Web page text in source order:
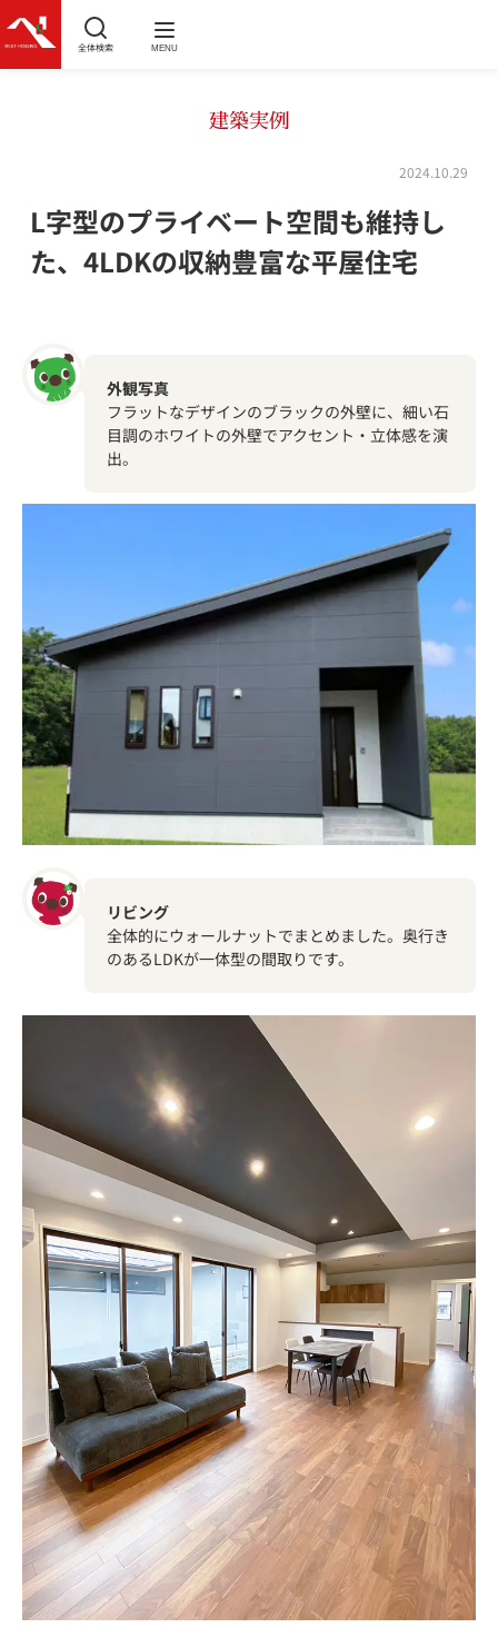
全体検索 MENU
建築実例
2024.10.29
L字型のプライベート空間も維持し
た、4LDKの収納豊富な平屋住宅
外観写真
フラットなデザインのブラックの外壁に、細い石
目調のホワイトの外壁でアクセント・立体感を演
出。
リビング
全体的にウォールナットでまとめました。奥行き
のあるLDKが一体型の間取りです。